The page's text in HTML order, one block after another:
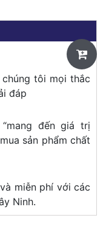
tôi mọi thắc
đáp
đến giá trị
sản phẩm chất
miễn phí với các
Ninh.